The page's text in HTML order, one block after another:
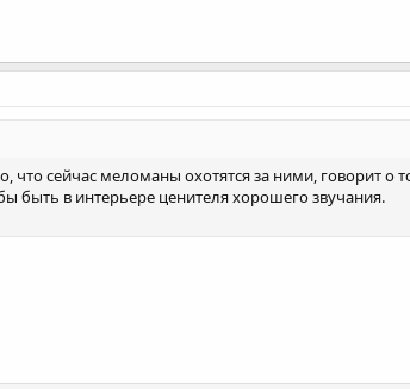
сейчас меломаны охотятся за ними, говорит о
быть в интерьере ценителя хорошего звучания.